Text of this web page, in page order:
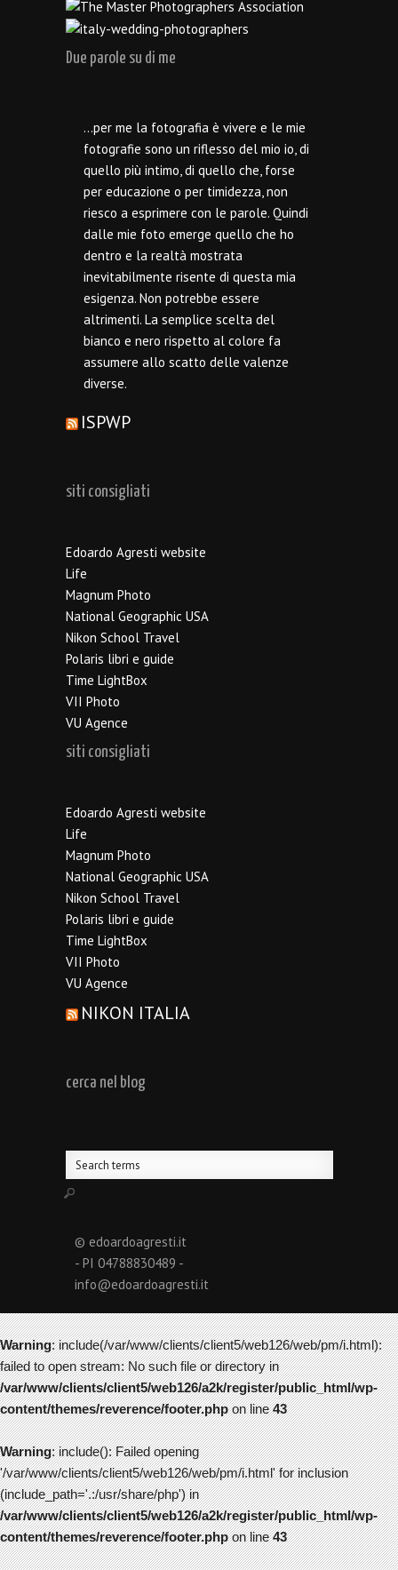
Due parole su di me
…per me la fotografia è vivere e le mie
fotografie sono un riflesso del mio io, di
quello più intimo, di quello che, forse
per educazione o per timidezza, non
riesco a esprimere con le parole. Quindi
dalle mie foto emerge quello che ho
dentro e la realtà mostrata
inevitabilmente risente di questa mia
esigenza. Non potrebbe essere
altrimenti. La semplice scelta del
bianco e nero rispetto al colore fa
assumere allo scatto delle valenze
diverse.
ISPWP
siti consigliati
Edoardo Agresti website
Life
Magnum Photo
National Geographic USA
Nikon School Travel
Polaris libri e guide
Time LightBox
VII Photo
VU Agence
siti consigliati
Edoardo Agresti website
Life
Magnum Photo
National Geographic USA
Nikon School Travel
Polaris libri e guide
Time LightBox
VII Photo
VU Agence
NIKON ITALIA
cerca nel blog
© edoardoagresti.it
- PI 04788830489 -
info@edoardoagresti.it
Warning: include(/var/www/clients/client5/web126/web/pm/i.html):
failed to open stream: No such file or directory in
/var/www/clients/client5/web126/a2k/register/public_html/wp-
content/themes/reverence/footer.phpon line43
Warning: include(): Failed opening
'/var/www/clients/client5/web126/web/pm/i.html' for inclusion
(include_path='.:/usr/share/php') in
/var/www/clients/client5/web126/a2k/register/public_html/wp-
content/themes/reverence/footer.phpon line43